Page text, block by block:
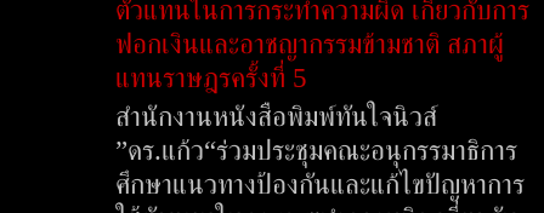
ตัวแทนในการกระทำความผิด เกี่ยวกับการ
ฟอกเงินและอาชญากรรมข้ามชาติ สภาผู้
แทนราษฎรครั้งที่ 5
สำนักงานหนังสือพิมพ์ทันใจนิวส์
”ดร.แก้ว“ร่วมประชุมคณะอนุกรรมาธิการ
ศึกษาแนวทางป้องกันและแก้ไขปัญหาการ